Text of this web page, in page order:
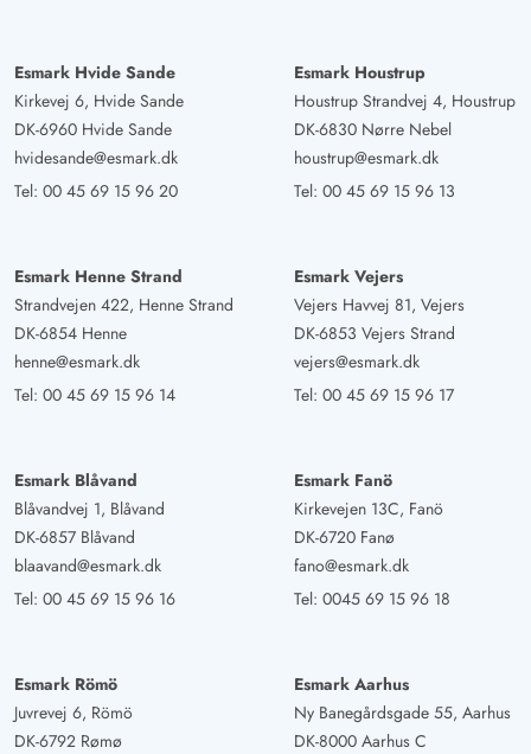
Esmark Hvide Sande
Kirkevej 6, Hvide Sande
DK-6960 Hvide Sande
hvidesande@esmark.dk
Tel: 00 45 69 15 96 20
Esmark Houstrup
Houstrup Strandvej 4, Houstrup
DK-6830 Nørre Nebel
houstrup@esmark.dk
Tel: 00 45 69 15 96 13
Esmark Henne Strand
Strandvejen 422, Henne Strand
DK-6854 Henne
henne@esmark.dk
Tel: 00 45 69 15 96 14
Esmark Vejers
Vejers Havvej 81, Vejers
DK-6853 Vejers Strand
vejers@esmark.dk
Tel: 00 45 69 15 96 17
Esmark Blåvand
Blåvandvej 1, Blåvand
DK-6857 Blåvand
blaavand@esmark.dk
Tel: 00 45 69 15 96 16
Esmark Fanö
Kirkevejen 13C, Fanö
DK-6720 Fanø
fano@esmark.dk
Tel: 0045 69 15 96 18
Esmark Römö
Juvrevej 6, Römö
DK-6792 Rømø
Esmark Aarhus
Ny Banegårdsgade 55, Aarhus
DK-8000 Aarhus C